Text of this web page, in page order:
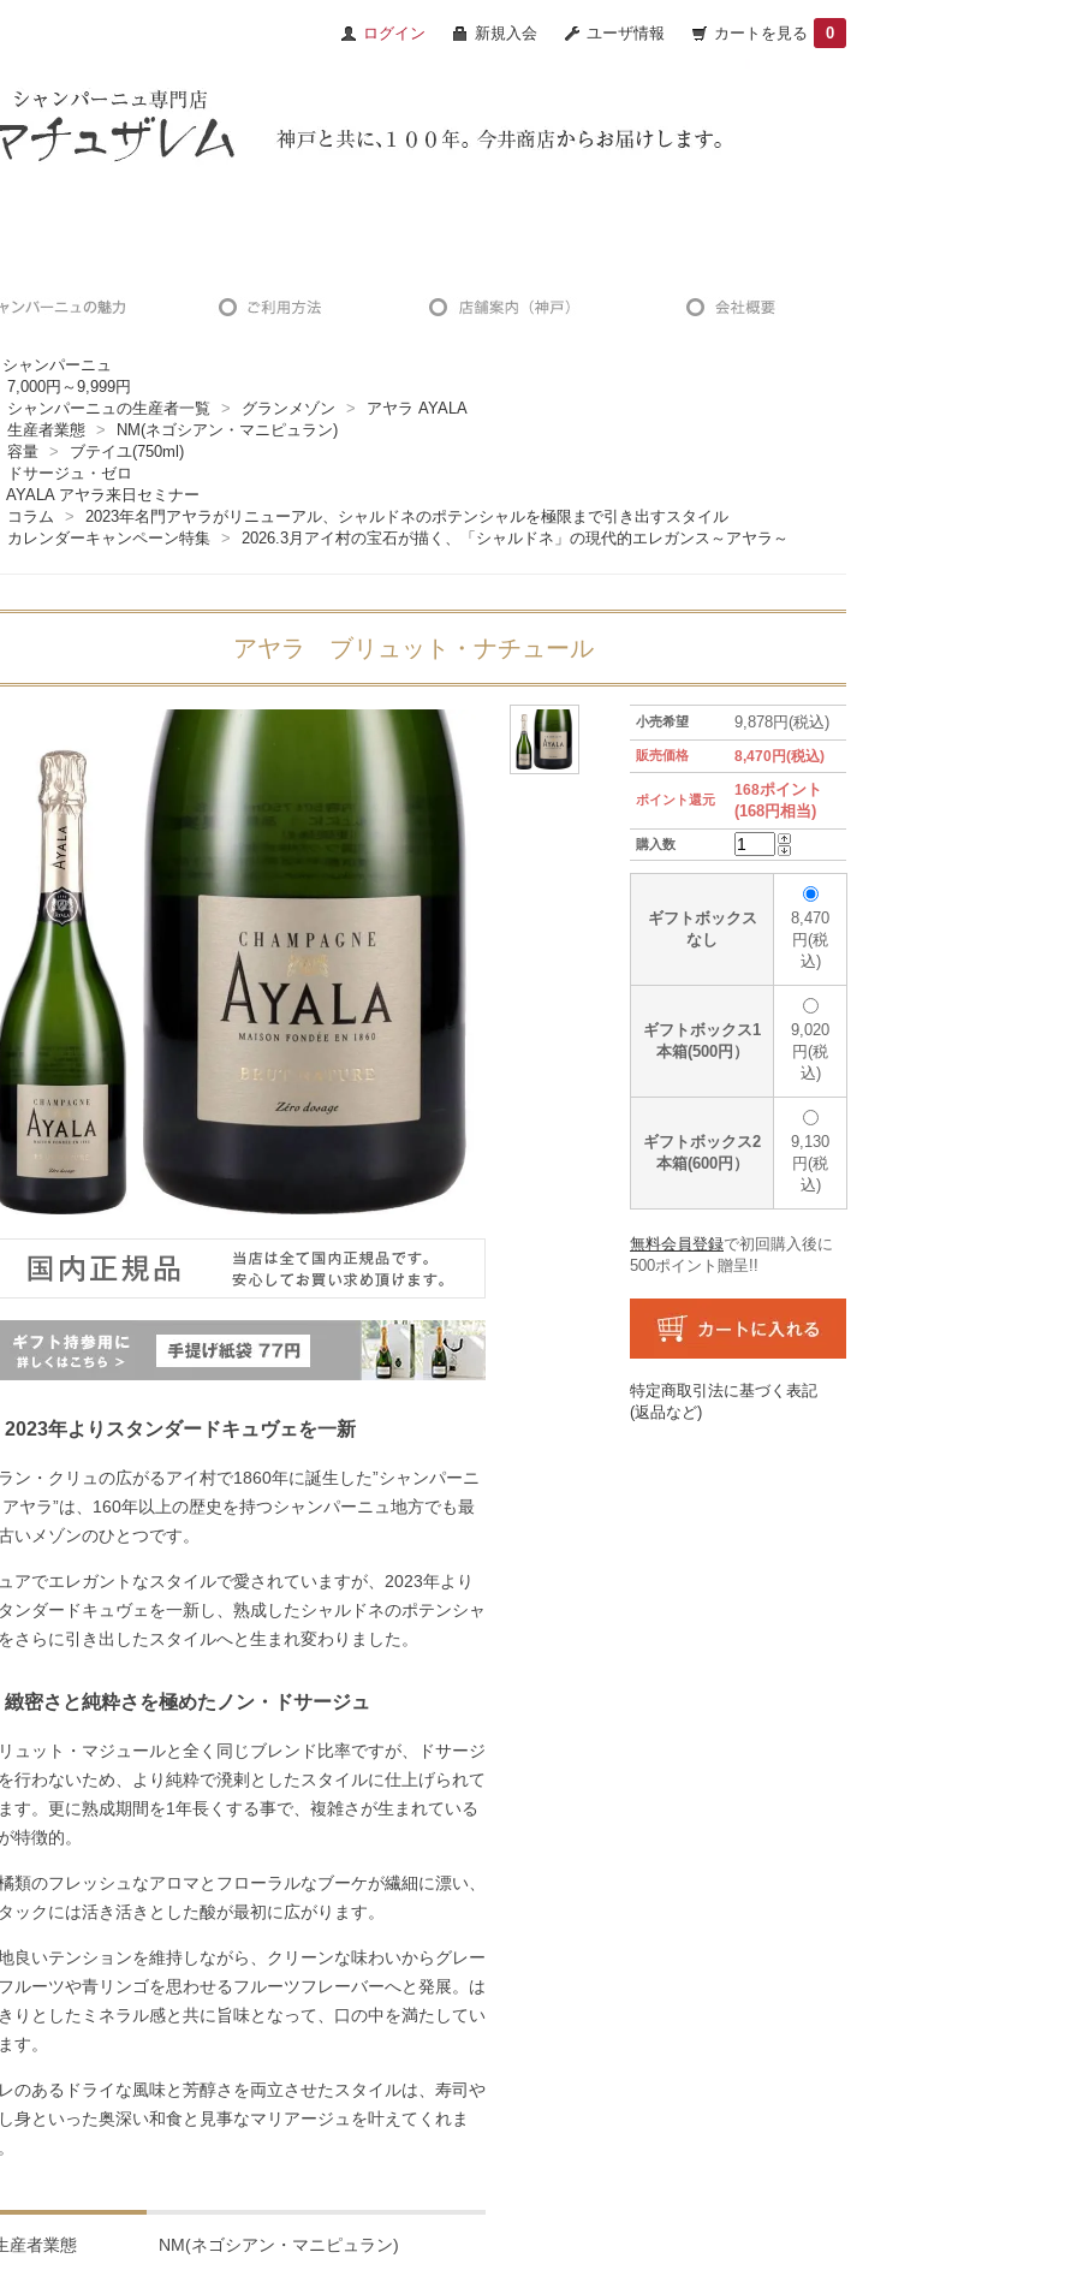
ログイン 新規入会 ユーザ情報 カートを見る 0
シャンパーニュ
7,000円～9,999円
シャンパーニュの生産者一覧
> グランメゾン >
アヤラ AYALA
生産者業態 >
NM(ネゴシアン・マニピュラン)
容量 >
ブテイユ(750ml)
ドサージュ・ゼロ
AYALA アヤラ来日セミナー
コラム
>
2023年名門アヤラがリニューアル、シャルドネのポテンシャルを極限まで引き出すスタイル
カレンダーキャンペーン特集 > 2026.3月アイ村の宝石が描く、「シャルドネ」の現代的エレガンス～アヤラ～
アヤラ ブリュット・ナチュール
小売希望 9,878円(税込)
販売価格 8,470円(税込)
ポイント還元
168ポイント
(168円相当)
購入数
ギフトボックス
なし
8,470
円(税
込)
ギフトボックス1
本箱(500円）
9,020
円(税
込)
ギフトボックス2
本箱(600円）
9,130
円(税
込)
無料会員登録で初回購入後に
500ポイント贈呈!!
特定商取引法に基づく表記
(返品など)
2023年よりスタンダードキュヴェを一新
ン・クリュの広がるアイ村で1860年に誕生した”シャンパーニ
ヤラ”は、160年以上の歴史を持つシャンパーニュ地方でも最
いメゾンのひとつです。
アでエレガントなスタイルで愛されていますが、2023年より
ンダードキュヴェを一新し、熟成したシャルドネのポテンシャ
さらに引き出したスタイルへと生まれ変わりました。
緻密さと純粋さを極めたノン・ドサージュ
ュット・マジュールと全く同じブレンド比率ですが、ドサージ
行わないため、より純粋で溌剌としたスタイルに仕上げられて
す。更に熟成期間を1年長くする事で、複雑さが生まれている
特徴的。
類のフレッシュなアロマとフローラルなブーケが繊細に漂い、
ックには活き活きとした酸が最初に広がります。
良いテンションを維持しながら、クリーンな味わいからグレー
ルーツや青リンゴを思わせるフルーツフレーバーへと発展。は
りとしたミネラル感と共に旨味となって、口の中を満たしてい
す。
のあるドライな風味と芳醇さを両立させたスタイルは、寿司や
身といった奥深い和食と見事なマリアージュを叶えてくれま
産者業態 NM(ネゴシアン・マニピュラン)